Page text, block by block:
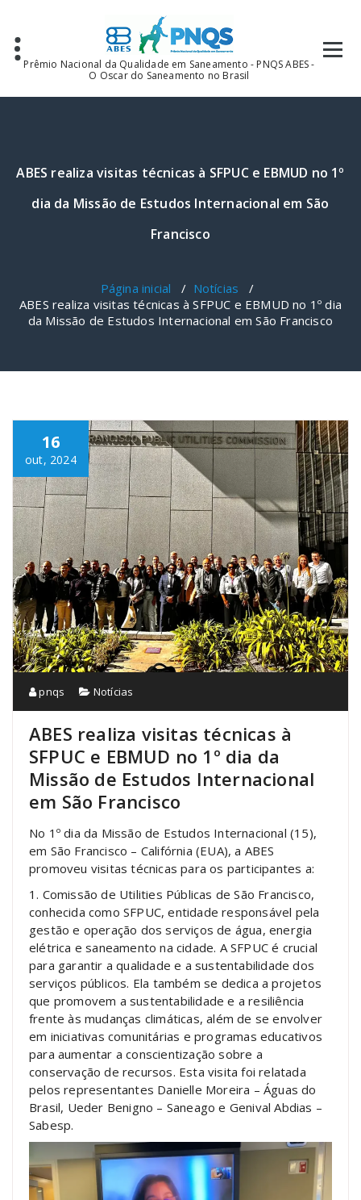
conteúdo
Prêmio Nacional da Qualidade em Saneamento - PNQS ABES -
O Oscar do Saneamento no Brasil
ABES realiza visitas técnicas à SFPUC e EBMUD no 1º
dia da Missão de Estudos Internacional em São
Francisco
Página inicial / Notícias /
ABES realiza visitas técnicas à SFPUC e EBMUD no 1º dia
da Missão de Estudos Internacional em São Francisco
16
out, 2024
pnqs Notícias
ABES realiza visitas técnicas à
SFPUC e EBMUD no 1º dia da
Missão de Estudos Internacional
em São Francisco
No 1º dia da Missão de Estudos Internacional (15),
em São Francisco – Califórnia (EUA), a ABES
promoveu visitas técnicas para os participantes a:
1. Comissão de Utilities Públicas de São Francisco,
conhecida como SFPUC, entidade responsável pela
gestão e operação dos serviços de água, energia
elétrica e saneamento na cidade. A SFPUC é crucial
para garantir a qualidade e a sustentabilidade dos
serviços públicos. Ela também se dedica a projetos
que promovem a sustentabilidade e a resiliência
frente às mudanças climáticas, além de se envolver
em iniciativas comunitárias e programas educativos
para aumentar a conscientização sobre a
conservação de recursos. Esta visita foi relatada
pelos representantes Danielle Moreira – Águas do
Brasil, Ueder Benigno – Saneago e Genival Abdias –
Sabesp.